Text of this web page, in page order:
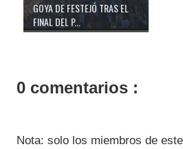
GOYA DE FESTEJÓ TRAS EL
FINAL DEL P...
0 comentarios :
Nota: solo los miembros de